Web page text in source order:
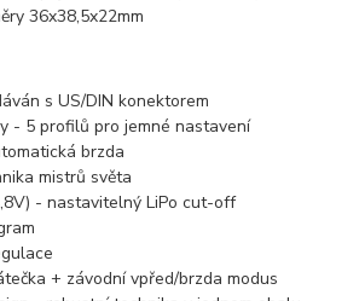
36x38,5x22mm
s US/DIN konektorem
- 5 profilů pro jemné nastavení
brzda
mistrů světa
- nastavitelný LiPo cut-off
+ závodní vpřed/brzda modus